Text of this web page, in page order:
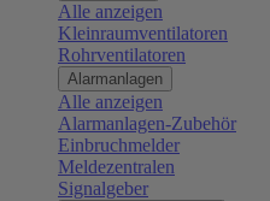
Alle anzeigen
Kleinraumventilatoren
Rohrventilatoren
Alarmanlagen
Alle anzeigen
Alarmanlagen-Zubehör
Einbruchmelder
Meldezentralen
Signalgeber